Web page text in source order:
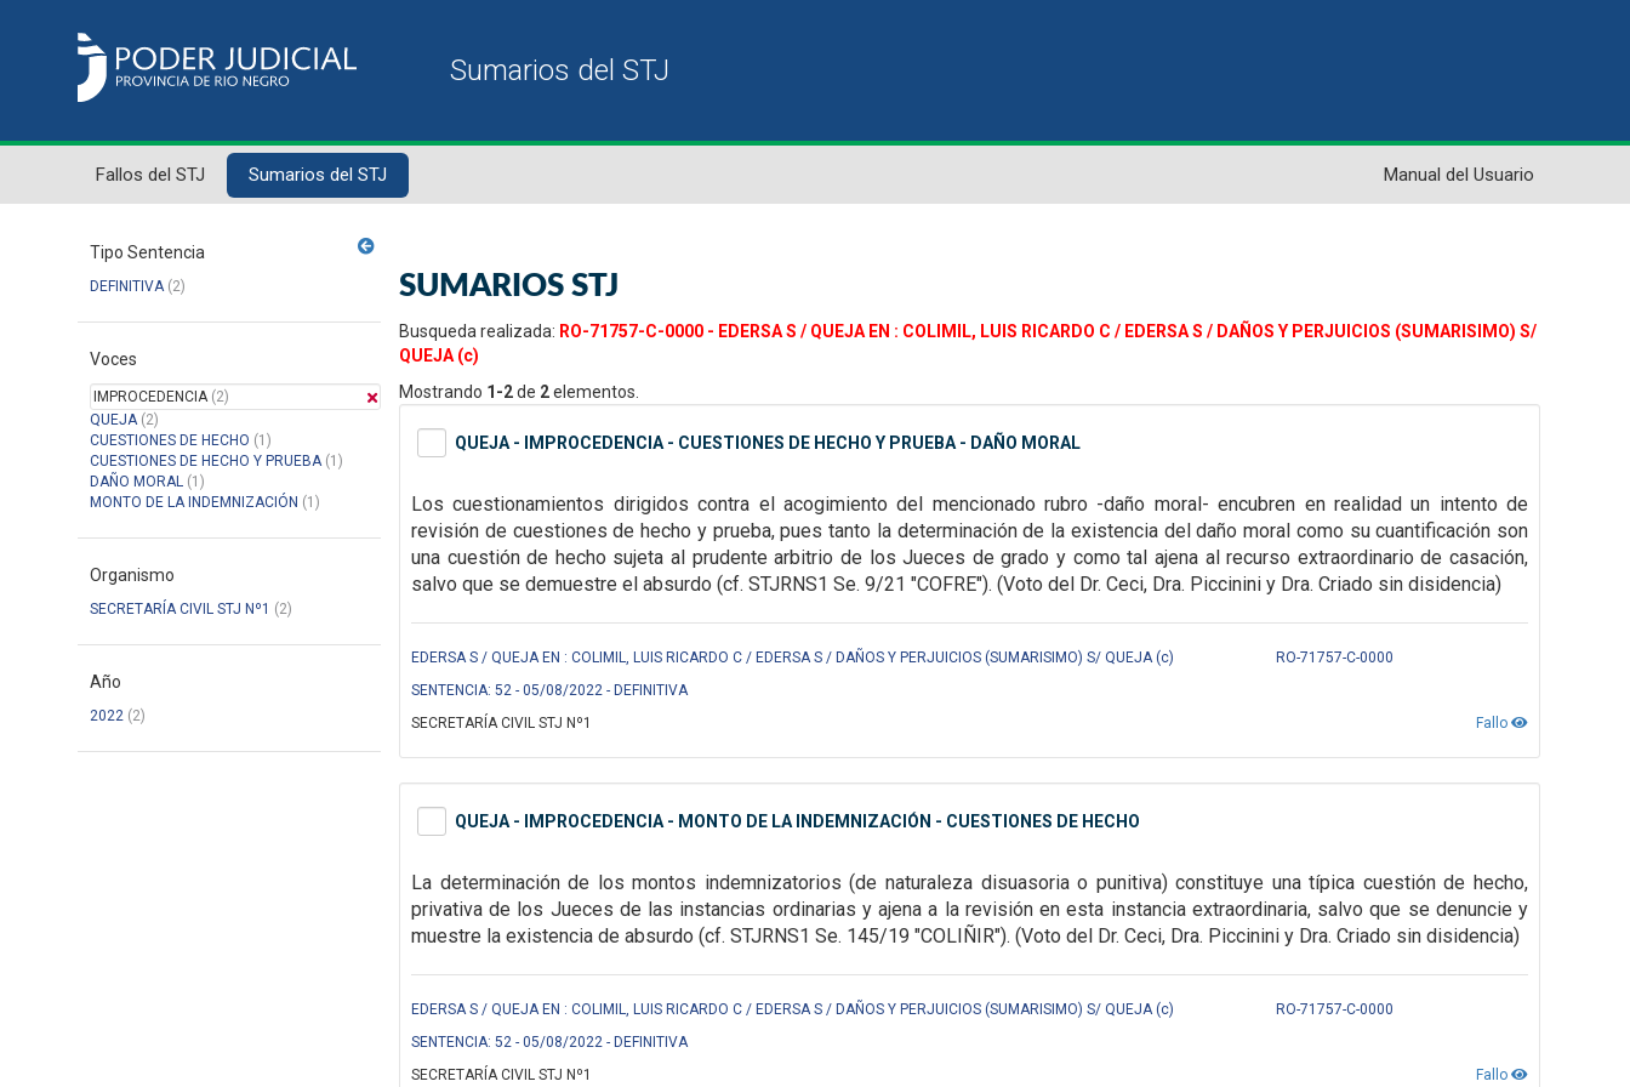
Fallos del STJ Sumarios del STJ Manual del Usuario
Tipo Sentencia
DEFINITIVA(2)
Voces
IMPROCEDENCIA(2)
QUEJA(2)
CUESTIONES DE HECHO (1)
CUESTIONES DE HECHO Y PRUEBA(1)
DAÑO MORAL (1)
MONTO DE LA INDEMNIZACIÓN (1)
Organismo
SECRETARÍA CIVIL STJ Nº1 (2)
Año
2022 (2)
SUMARIOS STJ
Busqueda realizada: RO-71757-C-0000 - EDERSA S / QUEJA EN : COLIMIL, LUIS RICARDO C / EDERSA S / DAÑOS Y PERJUICIOS (SUMARISIMO) S/
QUEJA (c)
Mostrando 1-2de 2elementos.
QUEJA - IMPROCEDENCIA - CUESTIONES DE HECHO Y PRUEBA - DAÑO MORAL
Los cuestionamientos dirigidos contra el acogimiento del mencionado rubro -daño moral- encubren en realidad un intento de
revisión de cuestiones de hecho y prueba, pues tanto la determinación de la existencia del daño moral como su cuantificación son
una cuestión de hecho sujeta al prudente arbitrio de los Jueces de grado y como tal ajena al recurso extraordinario de casación,
salvo que se demuestre el absurdo (cf. STJRNS1 Se. 9/21 "COFRE"). (Voto del Dr. Ceci, Dra. Piccinini y Dra. Criado sin disidencia)
EDERSA S / QUEJA EN : COLIMIL, LUIS RICARDO C / EDERSA S / DAÑOS Y PERJUICIOS (SUMARISIMO) S/ QUEJA (c)
RO-71757-C-0000
SENTENCIA: 52 - 05/08/2022 - DEFINITIVA
Fallo
SECRETARÍA CIVIL STJ Nº1
QUEJA - IMPROCEDENCIA - MONTO DE LA INDEMNIZACIÓN - CUESTIONES DE HECHO
La determinación de los montos indemnizatorios (de naturaleza disuasoria o punitiva) constituye una típica cuestión de hecho,
privativa de los Jueces de las instancias ordinarias y ajena a la revisión en esta instancia extraordinaria, salvo que se denuncie y
muestre la existencia de absurdo (cf. STJRNS1 Se. 145/19 "COLIÑIR"). (Voto del Dr. Ceci, Dra. Piccinini y Dra. Criado sin disidencia)
EDERSA S / QUEJA EN : COLIMIL, LUIS RICARDO C / EDERSA S / DAÑOS Y PERJUICIOS (SUMARISIMO) S/ QUEJA (c)
RO-71757-C-0000
SENTENCIA: 52 - 05/08/2022 - DEFINITIVA
Fallo
SECRETARÍA CIVIL STJ Nº1